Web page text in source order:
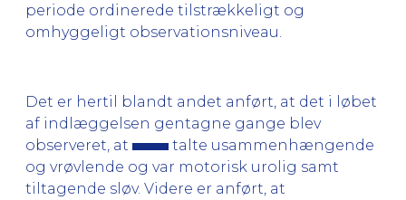
periode ordinerede tilstrækkeligt og
omhyggeligt observationsniveau.
Det er hertil blandt andet anført, at det i løbet
af indlæggelsen gentagne gange blev
observeret, at
talte usammenhængende
og vrøvlende og var motorisk urolig samt
tiltagende sløv. Videre er anført, at